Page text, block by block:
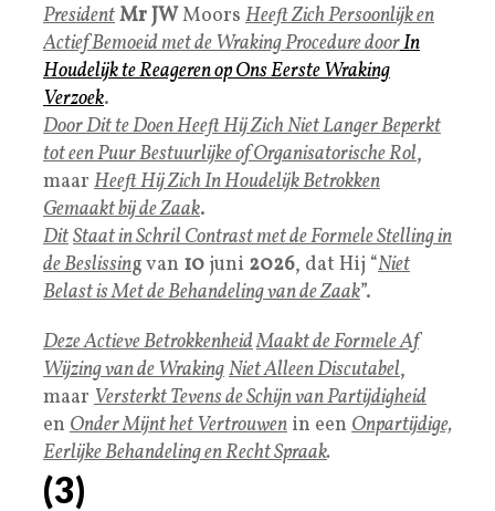
PresidentMr JWMoors Heeft Zich Persoonlijk en
Actief Bemoeid met de Wraking Procedure doorIn
Houdelijk te Reageren op Ons Eerste Wraking
Verzoek.
Door Dit te Doen Heeft Hij Zich Niet Langer Beperkt
tot een Puur Bestuurlijke of Organisatorische Rol,
maar Heeft Hij Zich In Houdelijk Betrokken
Gemaakt bij de Zaak.
DitStaat in Schril Contrast met de Formele Stelling in
de Beslissing van 10 juni 2026, dat Hij “Niet
Belast is Met de Behandeling van de Zaak”.
Deze Actieve BetrokkenheidMaakt de Formele Af
Wijzing van de WrakingNiet Alleen Discutabel,
maar Versterkt Tevens de Schijn van Partijdigheid
en Onder Mijnt het Vertrouwen in een Onpartijdige,
Eerlijke Behandeling en Recht Spraak.
(3)